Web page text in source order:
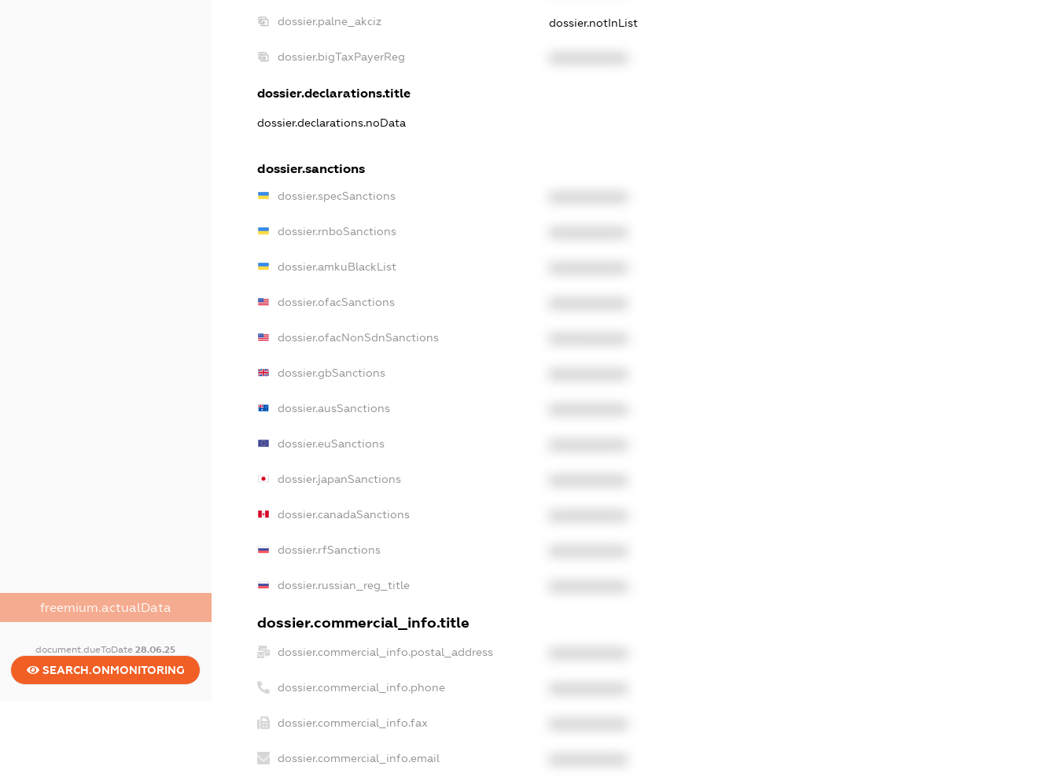
freemium.actualData
document.dueToDate28.06.25
SEARCH.ONMONITORING
dossier.palne_akciz dossier.notInList
dossier.bigTaxPayerReg
dossier.declarations.title
dossier.declarations.noData
dossier.sanctions
dossier.specSanctions
dossier.rnboSanctions
dossier.amkuBlackList
dossier.ofacSanctions
dossier.ofacNonSdnSanctions
dossier.gbSanctions
dossier.ausSanctions
dossier.euSanctions
dossier.japanSanctions
dossier.canadaSanctions
dossier.rfSanctions
dossier.russian_reg_title
dossier.commercial_info.title
dossier.commercial_info.postal_address
dossier.commercial_info.phone
dossier.commercial_info.fax
dossier.commercial_info.email